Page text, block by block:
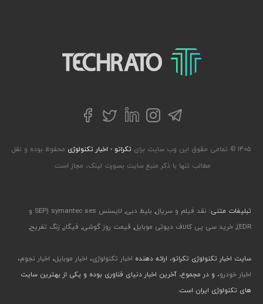
تکراتو – زندگی با تکنولوژی
تلگراماینستاگرام
لینکداینتوییترفیسبوک
۱۴۰۵ © تمامی حقوق این وب سایت برای تکراتو - اخبار تکنولوژی محفوظ بوده و نقل
مطالب تنها با ذکر منبع سایت بصورت لینک، مجاز است.
تبلیغات متنی: نقد فیلم و سریال, بلیط دبی,
لایسنس symantec ses (SEP و
EDR)
, خرید سی پی کالاف دیوتی موبایل, قیمت روز گوشی, فیگار, زنگ تفریح,
سایت اخبار تکنولوژی تکراتو، ارائه دهنده اخبار تکنولوژی، اخبار موبایل، اخبار نجوم،
اخبار خودرو، و در مجموع، آخرین اخبار دنیای فناوری بوده و یکی از بهترین سایت
های تکنولوژی ایران است.